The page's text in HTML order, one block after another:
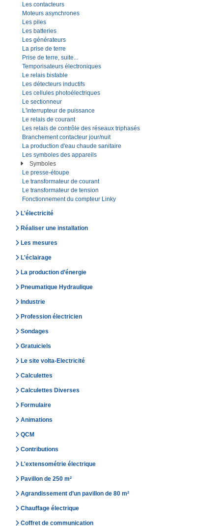
Les contacteurs
Moteurs asynchrones
Les piles
Les batteries
Les générateurs
La prise de terre
Prise de terre, suite...
Temporisateurs électroniques
Le relais bistable
Les détecteurs inductifs
Les cellules photoélectriques
Le sectionneur
L'interrupteur de puissance
Le relais de courant
Les relais de contrôle des réseaux triphasés
Branchement contacteur jour/nuit
La production d'eau chaude sanitaire
Les symboles des appareils
Symboles
Le presse-étoupe
Le transformateur de courant
Le transformateur de tension
Fonctionnement du compteur Linky
L'électricité
Réaliser une installation
Les mesures
L'éclairage
La production d’énergie
Pneumatique Hydraulique
Industrie
Profession électricien
Sondages
Gratuiciels
Le site volta-Electricité
Calculettes
Calculettes Diverses
Formulaire
Animations
QCM
Contributions
L'extensométrie électrique
Pavillon de 250 m²
Agrandissement d’un pavillon de 80 m²
Chauffage électrique
Coffret de communication